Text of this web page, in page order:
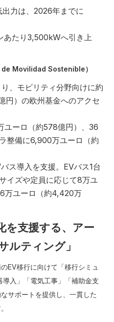
力は、2026年までに
あたり3,500kWへ引き上
de Movilidad Sostenible）
、モビリティ分野向けに約
円）の欧州基金へのアクセ
ユーロ（約578億円）、36
整備に6,900万ユーロ（約
ス導入を支援。EVバス1台
イズや定員に応じて8万ユ
万ユーロ（約4,420万
を支援する、アー
ルティング」
EV移行に向けて「移行シミュ
入」「電気工事」「補助金支
サポートを提供し、一貫した